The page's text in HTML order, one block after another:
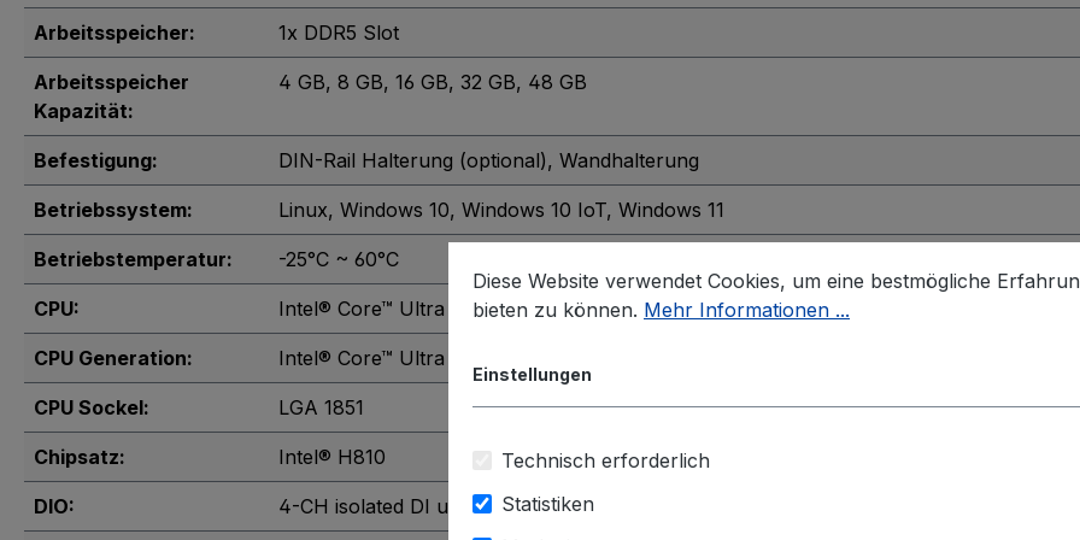
Arbeitsspeicher: 1x DDR5 Slot
Arbeitsspeicher
Kapazität:
4 GB, 8 GB, 16 GB, 32 GB, 48 GB
Befestigung: DIN-Rail Halterung (optional), Wandhalterung
Betriebssystem: Linux, Windows 10, Windows 10 IoT, Windows 11
Betriebstemperatur: -25°C ~ 60°C
CPU: Intel® Core™ Ultra 9 285/285T, Intel® Core™ Ultra 7 265/265T , Intel® Core™ Ultra 5
CPU Generation: Intel® Core™ Ultra 200
CPU Sockel: LGA 1851
Chipsatz: Intel® H810
DIO: 4-CH isolated DI und 4-CH isolated DO
Diese Website verwendet Cookies, um eine bestmögliche
bieten zu können. Mehr Informationen ...
Einstellungen
Technisch erforderlich
Statistiken